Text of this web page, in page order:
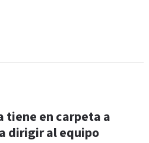
tiene en carpeta a
dirigir al equipo